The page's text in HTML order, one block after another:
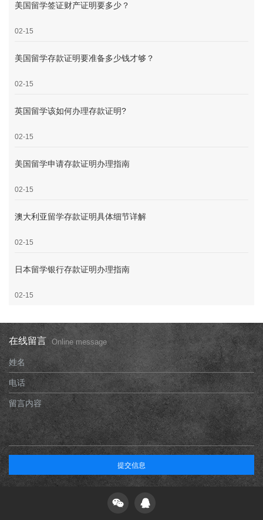
美国留学签证财产证明要多少？
02-15
美国留学存款证明要准备多少钱才够？
02-15
英国留学该如何办理存款证明?
02-15
美国留学申请存款证明办理指南
02-15
澳大利亚留学存款证明具体细节详解
02-15
日本留学银行存款证明办理指南
02-15
在线留言 Online message
姓名
电话
留言内容
提交信息